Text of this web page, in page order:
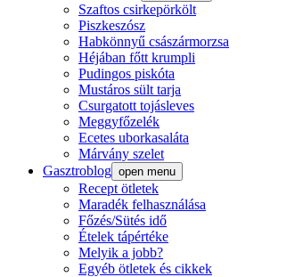
Szaftos csirkepörkölt
Piszkeszósz
Habkönnyű császármorzsa
Héjában főtt krumpli
Pudingos piskóta
Mustáros sült tarja
Csurgatott tojásleves
Meggyfőzelék
Ecetes uborkasaláta
Márvány szelet
Gasztroblog open menu
Recept ötletek
Maradék felhasználása
Főzés/Sütés idő
Ételek tápértéke
Melyik a jobb?
Egyéb ötletek és cikkek